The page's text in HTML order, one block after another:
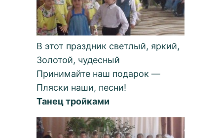
В этот праздник светлый, яркий,
Золотой, чудесный
Принимайте наш подарок —
Пляски наши, песни!
Танец тройками